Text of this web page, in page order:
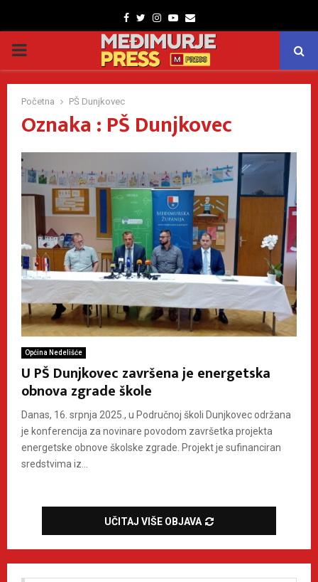
Facebook
TwitterInstagram
Youtube
Email
PRIMARY
MENU
Početna PŠ Dunjkovec
Oznaka : PŠ Dunjkovec
Općina Nedelišće
U PŠ Dunjkovec završena je energetska
obnova zgrade škole
Danas, 16. srpnja 2025., u Područnoj školi Dunjkovec održana
je konferencija za novinare povodom završetka projekta
energetske obnove školske zgrade. Projekt je sufinanciran
sredstvima iz...
UČITAJ VIŠE OBJAVA